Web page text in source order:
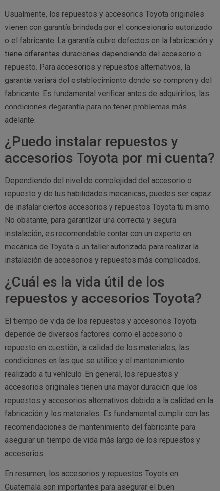
Usualmente, los repuestos y accesorios Toyota originales
vienen con garantía brindada por el concesionario autorizado
o el fabricante. La garantía cubre defectos en la fabricación y
tiene diferentes duraciones dependiendo del accesorio o
repuesto. Para accesorios y repuestos alternativos, la
garantía variará del establecimiento donde se compren y del
fabricante. Es fundamental verificar antes de adquirirlos, las
condiciones degarantía para no tener problemas más
adelante.
¿Puedo instalar repuestos y
accesorios Toyota por mi cuenta?
Dependiendo del nivel de complejidad del accesorio o
repuesto y de tus habilidades mecánicas, puedes ser capaz
de instalar ciertos accesorios y repuestos Toyota tú mismo.
No obstante, para garantizar una correcta y segura
instalación, es recomendable contar con un experto en
mecánica de Toyota o un taller autorizado para realizar la
instalación de accesorios y repuestos más complicados.
¿Cuál es la vida útil de los
repuestos y accesorios Toyota?
El tiempo de vida de los repuestos y accesorios Toyota
depende de diversos factores, como el accesorio o
repuesto en cuestión, la calidad de los materiales, las
condiciones en las que se utilice y el mantenimiento
realizado a tu vehículo. En general, los repuestos y
accesorios originales tienen una mayor duración que los
repuestos y accesorios alternativos debido a la calidad en la
fabricación y los materiales. Es fundamental cumplir con las
recomendaciones de mantenimiento del fabricante para
asegurar un tiempo de vida más largo de los repuestos y
accesorios.
En resumen, los accesorios y repuestos Toyota en
Guatemala son importantes para asegurar el buen